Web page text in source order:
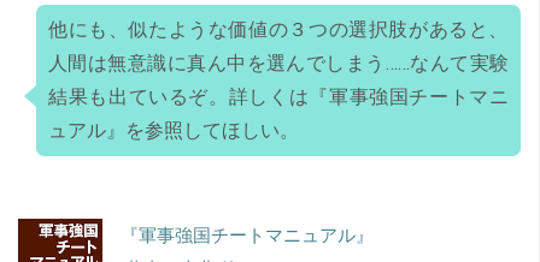
他にも、似たような価値の３つの選択肢があると、
人間は無意識に真ん中を選んでしまう……なんて実験
結果も出ているぞ。詳しくは『軍事強国チートマニ
ュアル』を参照してほしい。
『軍事強国チートマニュアル』